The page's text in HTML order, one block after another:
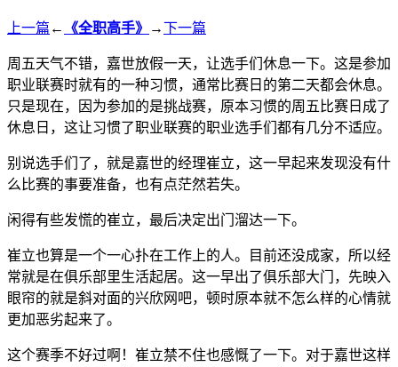
上一篇 ← 《全职高手》 →下一篇
周五天气不错，嘉世放假一天，让选手们休息一下。这是参加
职业联赛时就有的一种习惯，通常比赛日的第二天都会休息。
只是现在，因为参加的是挑战赛，原本习惯的周五比赛日成了
休息日，这让习惯了职业联赛的职业选手们都有几分不适应。
别说选手们了，就是嘉世的经理崔立，这一早起来发现没有什
么比赛的事要准备，也有点茫然若失。
闲得有些发慌的崔立，最后决定出门溜达一下。
崔立也算是一个一心扑在工作上的人。目前还没成家，所以经
常就是在俱乐部里生活起居。这一早出了俱乐部大门，先映入
眼帘的就是斜对面的兴欣网吧，顿时原本就不怎么样的心情就
更加恶劣起来了。
这个赛季不好过啊！崔立禁不住也感慨了一下。对于嘉世这样